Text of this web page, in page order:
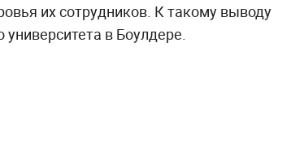
их сотрудников. К такому выводу
в Боулдере.